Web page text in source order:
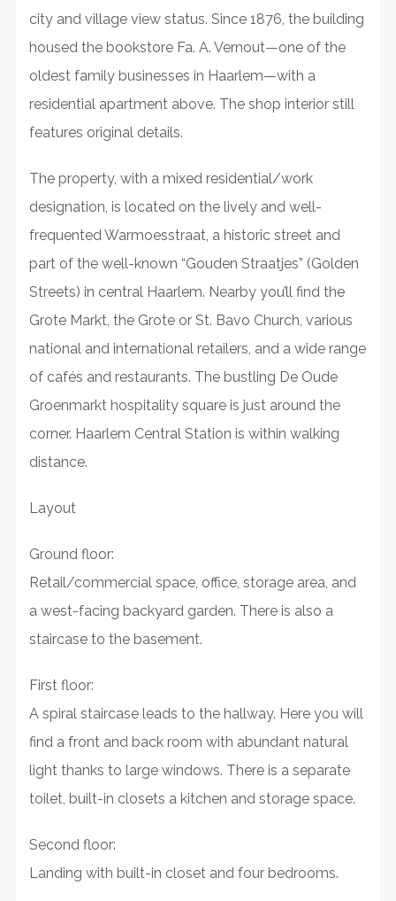
city and village view status. Since 1876, the building
housed the bookstore Fa. A. Vernout—one of the
oldest family businesses in Haarlem—with a
residential apartment above. The shop interior still
features original details.
The property, with a mixed residential/work
designation, is located on the lively and well-
frequented Warmoesstraat, a historic street and
part of the well-known “Gouden Straatjes” (Golden
Streets) in central Haarlem. Nearby you’ll find the
Grote Markt, the Grote or St. Bavo Church, various
national and international retailers, and a wide range
of cafés and restaurants. The bustling De Oude
Groenmarkt hospitality square is just around the
corner. Haarlem Central Station is within walking
distance.
Layout
Ground floor:
Retail/commercial space, office, storage area, and
a west-facing backyard garden. There is also a
staircase to the basement.
First floor:
A spiral staircase leads to the hallway. Here you will
find a front and back room with abundant natural
light thanks to large windows. There is a separate
toilet, built-in closets a kitchen and storage space.
Second floor:
Landing with built-in closet and four bedrooms.